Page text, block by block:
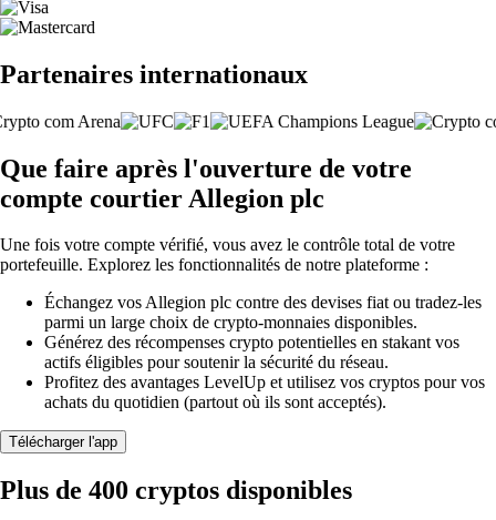
Partenaires internationaux
Que faire après l'ouverture de votre
compte courtier Allegion plc
Une fois votre compte vérifié, vous avez le contrôle total de votre
portefeuille. Explorez les fonctionnalités de notre plateforme :
Échangez vos Allegion plc contre des devises fiat ou tradez-les
parmi un large choix de crypto-monnaies disponibles.
Générez des récompenses crypto potentielles en stakant vos
actifs éligibles pour soutenir la sécurité du réseau.
Profitez des avantages LevelUp et utilisez vos cryptos pour vos
achats du quotidien (partout où ils sont acceptés).
Télécharger l'app
Plus de 400 cryptos disponibles